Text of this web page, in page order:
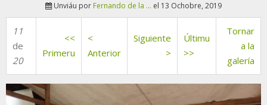
Unviáu por Fernando de la ... el 13 Ochobre, 2019
11
de
20
<<
Primeru
<
Anterior
Siguiente
>
Últimu
>>
Tornar
a la
galería